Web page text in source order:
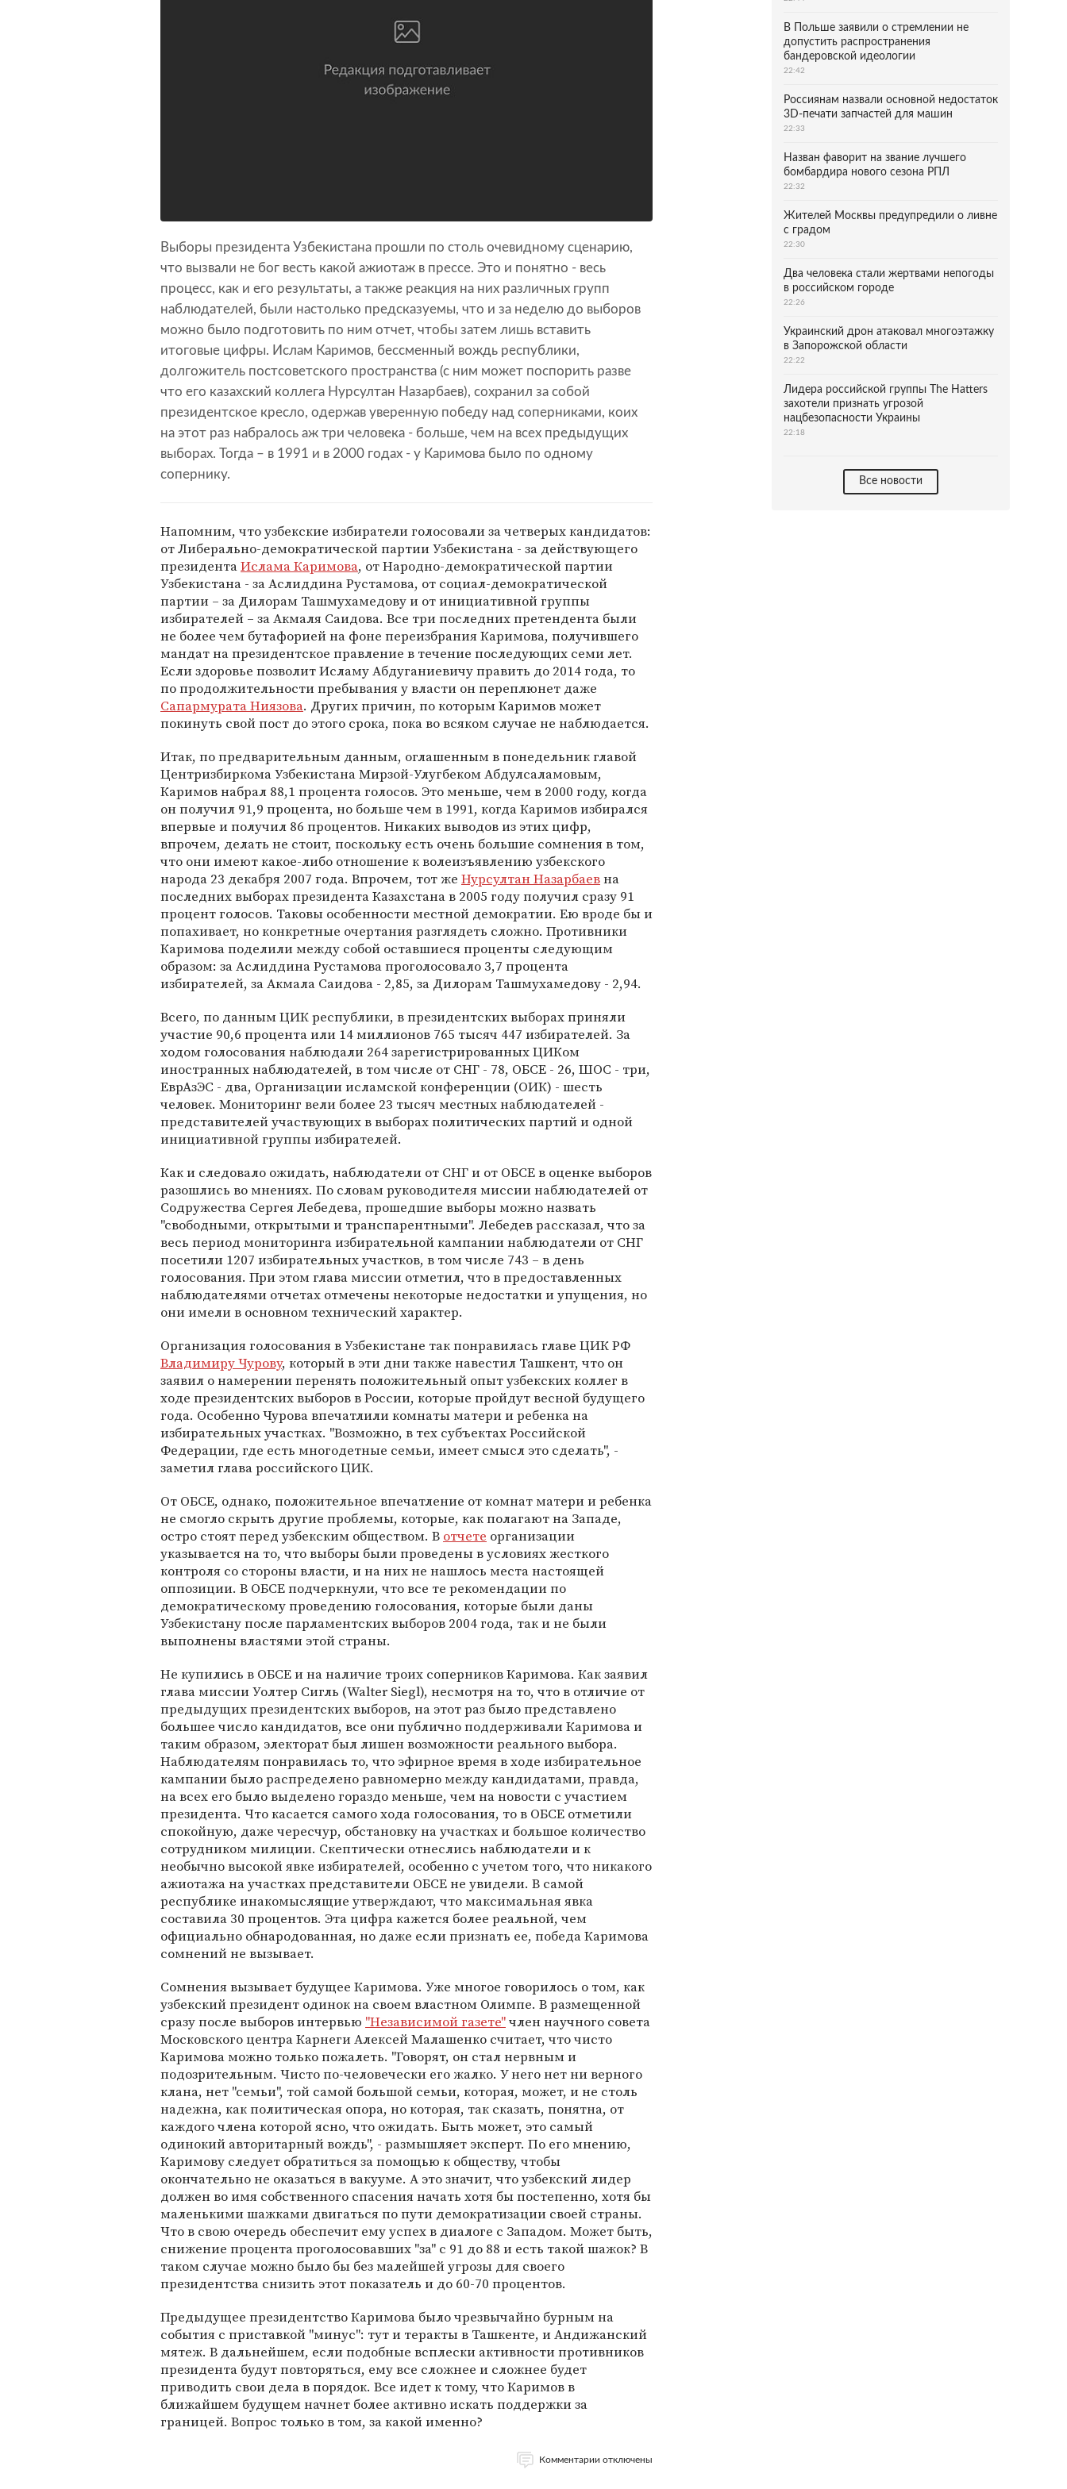
Выборы президента Узбекистана прошли по столь очевидному сценарию,
что вызвали не бог весть какой ажиотаж в прессе. Это и понятно - весь
процесс, как и его результаты, а также реакция на них различных групп
наблюдателей, были настолько предсказуемы, что и за неделю до выборов
можно было подготовить по ним отчет, чтобы затем лишь вставить
итоговые цифры. Ислам Каримов, бессменный вождь республики,
долгожитель постсоветского пространства (с ним может поспорить разве
что его казахский коллега Нурсултан Назарбаев), сохранил за собой
президентское кресло, одержав уверенную победу над соперниками, коих
на этот раз набралось аж три человека - больше, чем на всех предыдущих
выборах. Тогда – в 1991 и в 2000 годах - у Каримова было по одному
сопернику.
Напомним, что узбекские избиратели голосовали за четверых кандидатов:
от Либерально-демократической партии Узбекистана - за действующего
президентаИслама Каримова, от Народно-демократической партии
Узбекистана - за Аслиддина Рустамова, от социал-демократической
партии – за Дилорам Ташмухамедову и от инициативной группы
избирателей – за Акмаля Саидова. Все три последних претендента были
не более чем бутафорией на фоне переизбрания Каримова, получившего
мандат на президентское правление в течение последующих семи лет.
Если здоровье позволит Исламу Абдуганиевичу править до 2014 года, то
по продолжительности пребывания у власти он переплюнет даже
Сапармурата Ниязова. Других причин, по которым Каримов может
покинуть свой пост до этого срока, пока во всяком случае не наблюдается.
Итак, по предварительным данным, оглашенным в понедельник главой
Центризбиркома Узбекистана Мирзой-Улугбеком Абдулсаламовым,
Каримов набрал 88,1 процента голосов. Это меньше, чем в 2000 году, когда
он получил 91,9 процента, но больше чем в 1991, когда Каримов избирался
впервые и получил 86 процентов. Никаких выводов из этих цифр,
впрочем, делать не стоит, поскольку есть очень большие сомнения в том,
что они имеют какое-либо отношение к волеизъявлению узбекского
народа 23 декабря 2007 года. Впрочем, тот же Нурсултан Назарбаевна
последних выборах президента Казахстана в 2005 году получил сразу 91
процент голосов. Таковы особенности местной демократии. Ею вроде бы и
попахивает, но конкретные очертания разглядеть сложно. Противники
Каримова поделили между собой оставшиеся проценты следующим
образом: за Аслиддина Рустамова проголосовало 3,7 процента
избирателей, за Акмала Саидова - 2,85, за Дилорам Ташмухамедову - 2,94.
Всего, по данным ЦИК республики, в президентских выборах приняли
участие 90,6 процента или 14 миллионов 765 тысяч 447 избирателей. За
ходом голосования наблюдали 264 зарегистрированных ЦИКом
иностранных наблюдателей, в том числе от СНГ - 78, ОБСЕ - 26, ШОС - три,
ЕврАзЭС - два, Организации исламской конференции (ОИК) - шесть
человек. Мониторинг вели более 23 тысяч местных наблюдателей -
представителей участвующих в выборах политических партий и одной
инициативной группы избирателей.
Как и следовало ожидать, наблюдатели от СНГ и от ОБСЕ в оценке выборов
разошлись во мнениях. По словам руководителя миссии наблюдателей от
Содружества Сергея Лебедева, прошедшие выборы можно назвать
"свободными, открытыми и транспарентными". Лебедев рассказал, что за
весь период мониторинга избирательной кампании наблюдатели от СНГ
посетили 1207 избирательных участков, в том числе 743 – в день
голосования. При этом глава миссии отметил, что в предоставленных
наблюдателями отчетах отмечены некоторые недостатки и упущения, но
они имели в основном технический характер.
Организация голосования в Узбекистане так понравилась главе ЦИК РФ
Владимиру Чурову, который в эти дни также навестил Ташкент, что он
заявил о намерении перенять положительный опыт узбекских коллег в
ходе президентских выборов в России, которые пройдут весной будущего
года. Особенно Чурова впечатлили комнаты матери и ребенка на
избирательных участках. "Возможно, в тех субъектах Российской
Федерации, где есть многодетные семьи, имеет смысл это сделать", -
заметил глава российского ЦИК.
От ОБСЕ, однако, положительное впечатление от комнат матери и ребенка
не смогло скрыть другие проблемы, которые, как полагают на Западе,
остро стоят перед узбекским обществом. В отчете организации
указывается на то, что выборы были проведены в условиях жесткого
контроля со стороны власти, и на них не нашлось места настоящей
оппозиции. В ОБСЕ подчеркнули, что все те рекомендации по
демократическому проведению голосования, которые были даны
Узбекистану после парламентских выборов 2004 года, так и не были
выполнены властями этой страны.
Не купились в ОБСЕ и на наличие троих соперников Каримова. Как заявил
глава миссии Уолтер Сигль (Walter Siegl), несмотря на то, что в отличие от
предыдущих президентских выборов, на этот раз было представлено
большее число кандидатов, все они публично поддерживали Каримова и
таким образом, электорат был лишен возможности реального выбора.
Наблюдателям понравилась то, что эфирное время в ходе избирательное
кампании было распределено равномерно между кандидатами, правда,
на всех его было выделено гораздо меньше, чем на новости с участием
президента. Что касается самого хода голосования, то в ОБСЕ отметили
спокойную, даже чересчур, обстановку на участках и большое количество
сотрудником милиции. Скептически отнеслись наблюдатели и к
необычно высокой явке избирателей, особенно с учетом того, что никакого
ажиотажа на участках представители ОБСЕ не увидели. В самой
республике инакомыслящие утверждают, что максимальная явка
составила 30 процентов. Эта цифра кажется более реальной, чем
официально обнародованная, но даже если признать ее, победа Каримова
сомнений не вызывает.
Сомнения вызывает будущее Каримова. Уже многое говорилось о том, как
узбекский президент одинок на своем властном Олимпе. В размещенной
сразу после выборов интервью "Независимой газете"член научного совета
Московского центра Карнеги Алексей Малашенко считает, что чисто
Каримова можно только пожалеть. "Говорят, он стал нервным и
подозрительным. Чисто по-человечески его жалко. У него нет ни верного
клана, нет "семьи", той самой большой семьи, которая, может, и не столь
надежна, как политическая опора, но которая, так сказать, понятна, от
каждого члена которой ясно, что ожидать. Быть может, это самый
одинокий авторитарный вождь", - размышляет эксперт. По его мнению,
Каримову следует обратиться за помощью к обществу, чтобы
окончательно не оказаться в вакууме. А это значит, что узбекский лидер
должен во имя собственного спасения начать хотя бы постепенно, хотя бы
маленькими шажками двигаться по пути демократизации своей страны.
Что в свою очередь обеспечит ему успех в диалоге с Западом. Может быть,
снижение процента проголосовавших "за" с 91 до 88 и есть такой шажок? В
таком случае можно было бы без малейшей угрозы для своего
президентства снизить этот показатель и до 60-70 процентов.
Предыдущее президентство Каримова было чрезвычайно бурным на
события с приставкой "минус": тут и теракты в Ташкенте, и Андижанский
мятеж. В дальнейшем, если подобные всплески активности противников
президента будут повторяться, ему все сложнее и сложнее будет
приводить свои дела в порядок. Все идет к тому, что Каримов в
ближайшем будущем начнет более активно искать поддержки за
границей. Вопрос только в том, за какой именно?
Комментарии отключены
В Польше заявили о стремлении не
допустить распространения
бандеровской идеологии
22:42
Россиянам назвали основной недостаток
3D-печати запчастей для машин
22:33
Назван фаворит на звание лучшего
бомбардира нового сезона РПЛ
22:32
Жителей Москвы предупредили о ливне
с градом
22:30
Два человека стали жертвами непогоды
в российском городе
22:26
Украинский дрон атаковал многоэтажку
в Запорожской области
22:22
Лидера российской группы The Hatters
захотели признать угрозой
нацбезопасности Украины
22:18
Все новости